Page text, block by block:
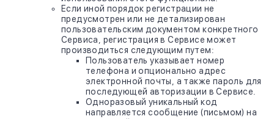
Если иной порядок регистрации не
предусмотрен или не детализирован
пользовательским документом конкретного
Сервиса, регистрация в Сервисе может
производиться следующим путем:
Пользователь указывает номер
телефона и опционально адрес
электронной почты, а также пароль для
последующей авторизации в Сервисе.
Одноразовый уникальный код
направляется сообщение (письмом) на